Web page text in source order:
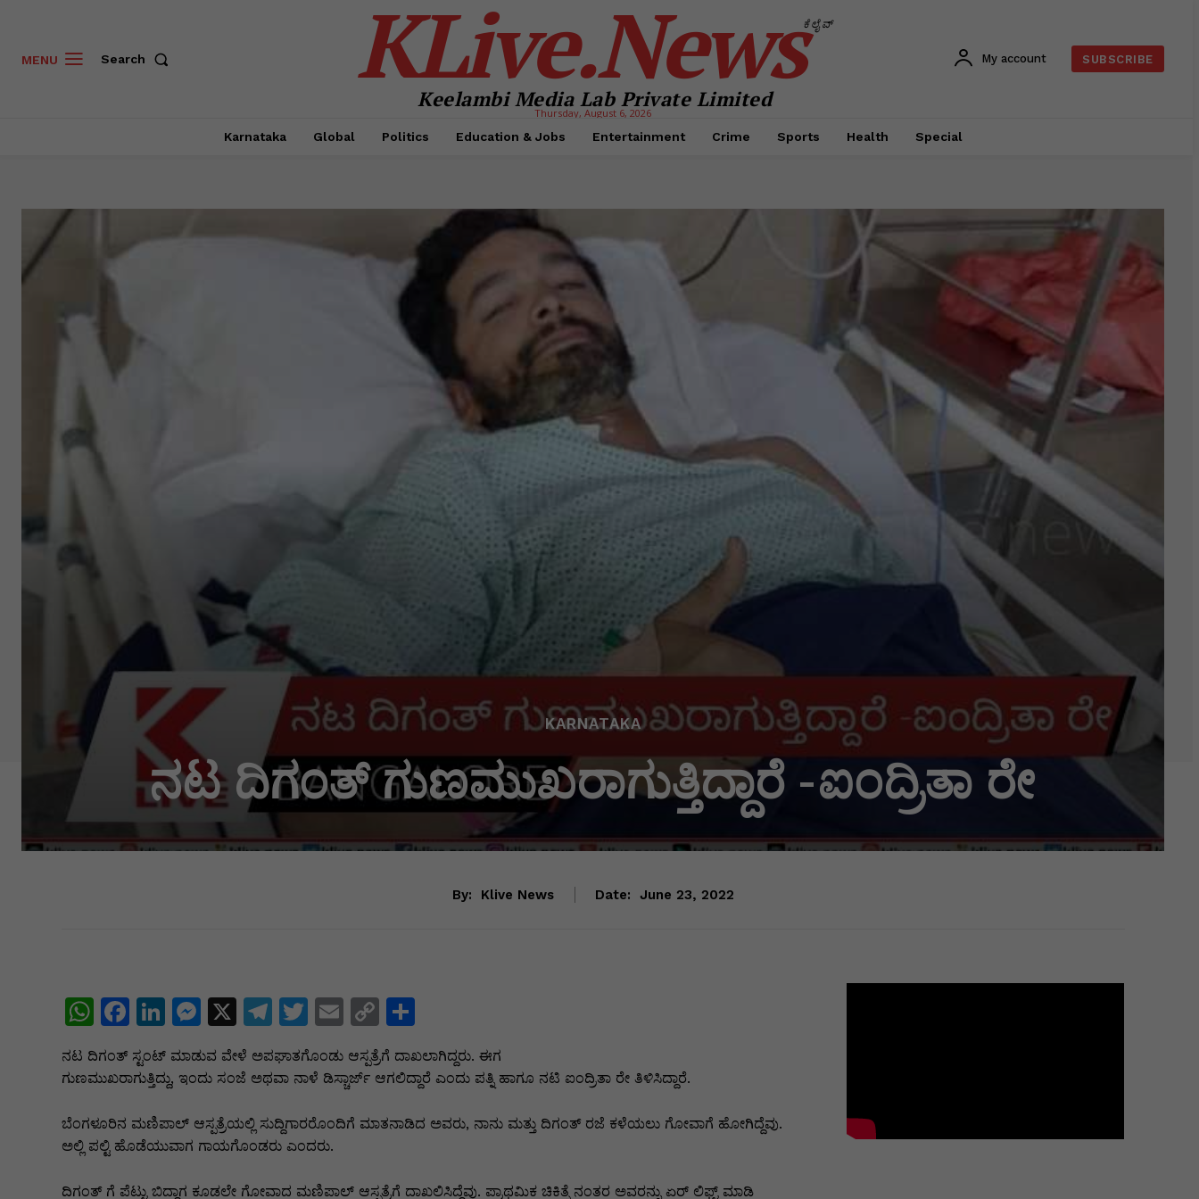
MENU Search KLive.Newsಕೆಲೈವ್
Keelambi Media Lab Private Limited
Thursday, August 6, 2026
My account SUBSCRIBE
Karnataka Global Politics Education & Jobs Entertainment Crime Sports Health Special
KARNATAKA
ನಟ ದಿಗಂತ್ ಗುಣಮುಖರಾಗುತ್ತಿದ್ದಾರೆ -ಐಂದ್ರಿತಾ ರೇ
By: Klive News Date: June 23, 2022
W
h
at
A
p
p
F
a
c
b
o
o
Li
k
e
dI
n
M
s
e
n
g
X
T
el
e
a
m
T
w
itt
E
m
ai
l
C
o
p
Li
k
S
ar
e
ನಟ ದಿಗಂತ್‌ ಸ್ಟಂಟ್ ಮಾಡುವ ವೇಳೆ ಅಪಘಾತಗೊಂಡು ಆಸ್ಪತ್ರೆಗೆ ದಾಖಲಾಗಿದ್ದರು. ಈಗ
ಗುಣಮುಖರಾಗುತ್ತಿದ್ದು, ಇಂದು ಸಂಜೆ ಅಥವಾ ನಾಳೆ ಡಿಸ್ಚಾರ್ಜ್‌ ಆಗಲಿದ್ದಾರೆ ಎಂದು ಪತ್ನಿ ಹಾಗೂ ನಟಿ ಐಂದ್ರಿತಾ ರೇ ತಿಳಿಸಿದ್ದಾರೆ.
ಬೆಂಗಳೂರಿನ ಮಣಿಪಾಲ್‌ ಆಸ್ಪತ್ರೆಯಲ್ಲಿ ಸುದ್ದಿಗಾರರೊಂದಿಗೆ ಮಾತನಾಡಿದ ಅವರು, ನಾನು ಮತ್ತು ದಿಗಂತ್‌ ರಜೆ ಕಳೆಯಲು ಗೋವಾಗೆ ಹೋಗಿದ್ದೆವು.
ಅಲ್ಲಿ ಪಲ್ಟಿ ಹೊಡೆಯುವಾಗ ಗಾಯಗೊಂಡರು ಎಂದರು.
ದಿಗಂತ್‌ ಗೆ ಪೆಟ್ಟು ಬಿದ್ದಾಗ ಕೂಡಲೇ ಗೋವಾದ ಮಣಿಪಾಲ್‌ ಆಸ್ಪತ್ರೆಗೆ ದಾಖಲಿಸಿದ್ದೆವು. ಪ್ರಾಥಮಿಕ ಚಿಕಿತ್ಸೆ ನಂತರ ಅವರನ್ನು ಏರ್‌ ಲಿಫ್ಟ್‌ ಮಾಡಿ